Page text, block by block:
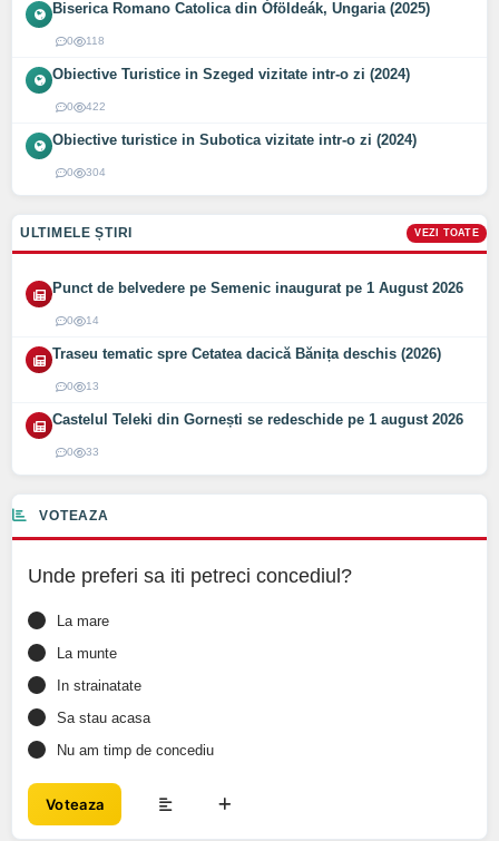
Biserica Romano Catolica din Óföldeák, Ungaria (2025)
0 118
Obiective Turistice in Szeged vizitate intr-o zi (2024)
0 422
Obiective turistice in Subotica vizitate intr-o zi (2024)
0 304
ULTIMELE ȘTIRI VEZI TOATE
Punct de belvedere pe Semenic inaugurat pe 1 August 2026
0 14
Traseu tematic spre Cetatea dacică Bănița deschis (2026)
0 13
Castelul Teleki din Gornești se redeschide pe 1 august 2026
0 33
VOTEAZA
Unde preferi sa iti petreci concediul?
La mare
La munte
In strainatate
Sa stau acasa
Nu am timp de concediu
Voteaza